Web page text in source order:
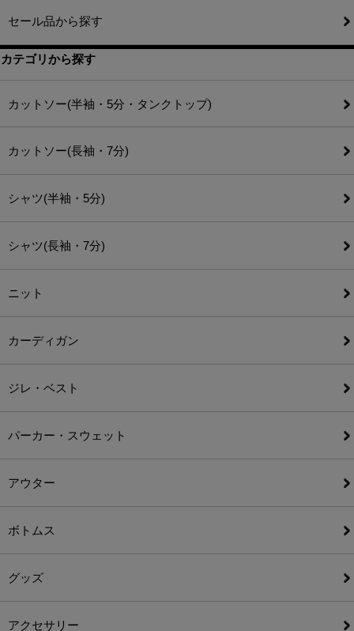
セール品から探す
カテゴリから探す
カットソー(半袖・5分・タンクトップ)
カットソー(長袖・7分)
シャツ(半袖・5分)
シャツ(長袖・7分)
ニット
カーディガン
ジレ・ベスト
パーカー・スウェット
アウター
ボトムス
グッズ
アクセサリー